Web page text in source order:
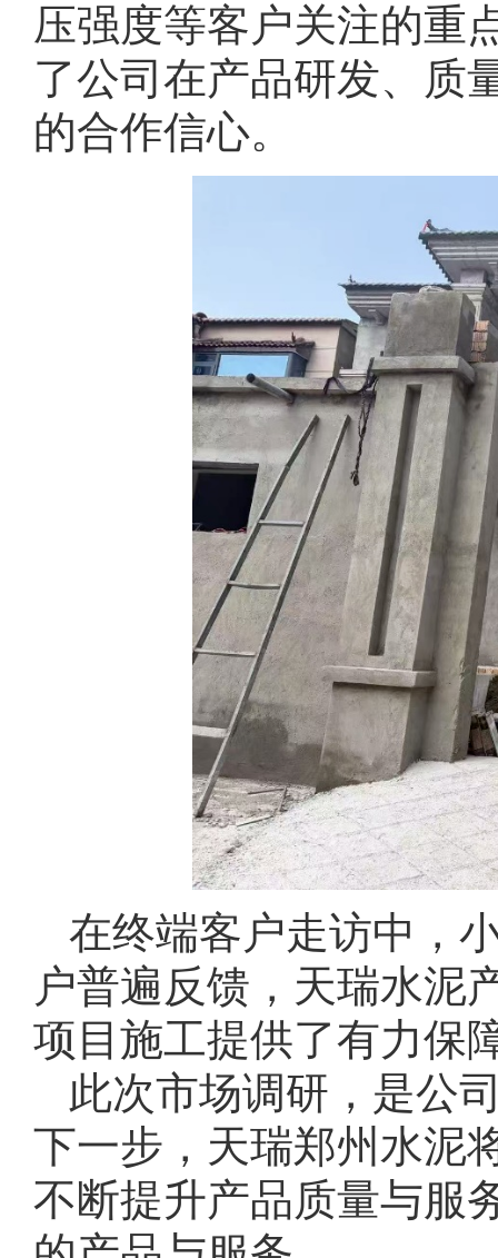
压强度等客户关注的重
了公司在产品研发、质
的合作信心。
在终端客户走访中，
户普遍反馈，天瑞水泥
项目施工提供了有力保
此次市场调研，是公
下一步，天瑞郑州水泥
不断提升产品质量与服